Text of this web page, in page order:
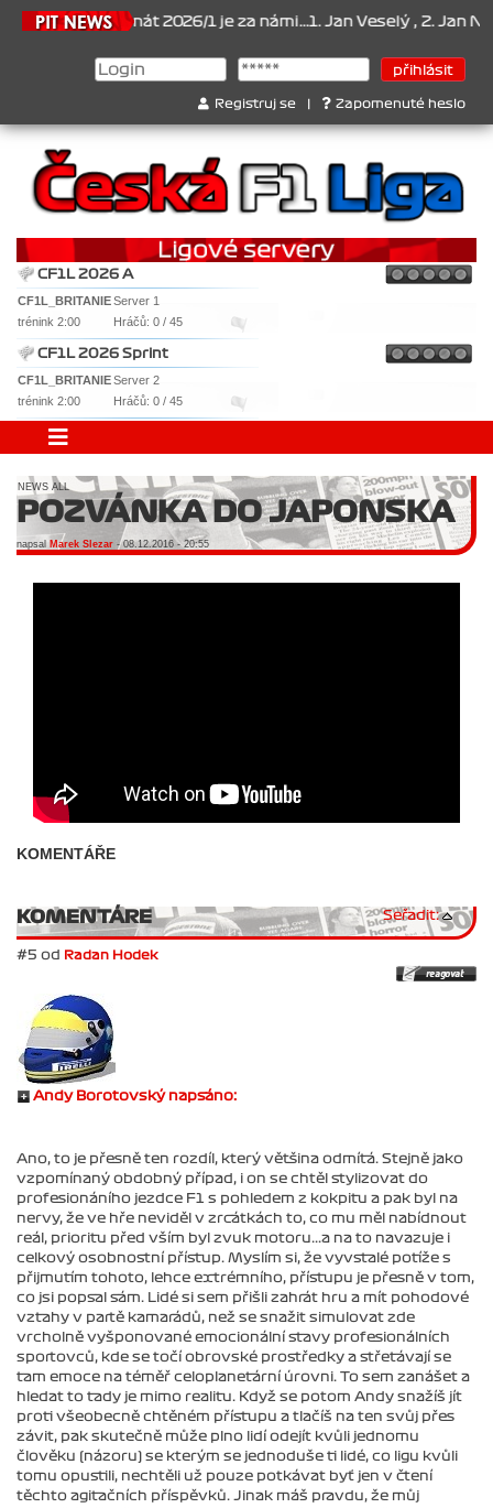
Šampionát 2026/1 je za námi...1. Jan Veselý , 2. Jan
Registruj se Zapomenuté heslo
CF1L 2026 A
CF1L_BRITANIEServer 1
trénink 2:00
Hráčů: 0 / 45
CF1L 2026 Sprint
CF1L_BRITANIEServer 2
trénink 2:00
Hráčů: 0 / 45
NEWS ALL
POZVÁNKA DO JAPONSKA
napsal Marek Slezar - 08.12.2016 - 20:55
KOMENTÁŘE
KOMENTÁRE Seřadit:
#5 od Radan Hodek
Andy Borotovský napsáno:
Ano, to je přesně ten rozdíl, který většina odmítá. Stejně jako
vzpomínaný obdobný případ, i on se chtěl stylizovat do
profesionáního jezdce F1 s pohledem z kokpitu a pak byl na
nervy, že ve hře neviděl v zrcátkách to, co mu měl nabídnout
reál, prioritu před vším byl zvuk motoru...a na to navazuje i
celkový osobnostní přístup. Myslím si, že vyvstalé potíže s
přijmutím tohoto, lehce extrémního, přístupu je přesně v tom,
co jsi popsal sám. Lidé si sem přišli zahrát hru a mít pohodové
vztahy v partě kamarádů, než se snažit simulovat zde
vrcholně vyšponované emocionální stavy profesionálních
sportovců, kde se točí obrovské prostředky a střetávají se
tam emoce na téměř celoplanetární úrovni. To sem zanášet a
hledat to tady je mimo realitu. Když se potom Andy snažíš jít
proti všeobecně chtěném přístupu a tlačíš na ten svůj přes
závit, pak skutečně může plno lidí odejít kvůli jednomu
člověku (názoru) se kterým se jednoduše ti lidé, co ligu kvůli
tomu opustili, nechtěli už pouze potkávat byť jen v čtení
těchto agitačních příspěvků. Jinak máš pravdu, že můj